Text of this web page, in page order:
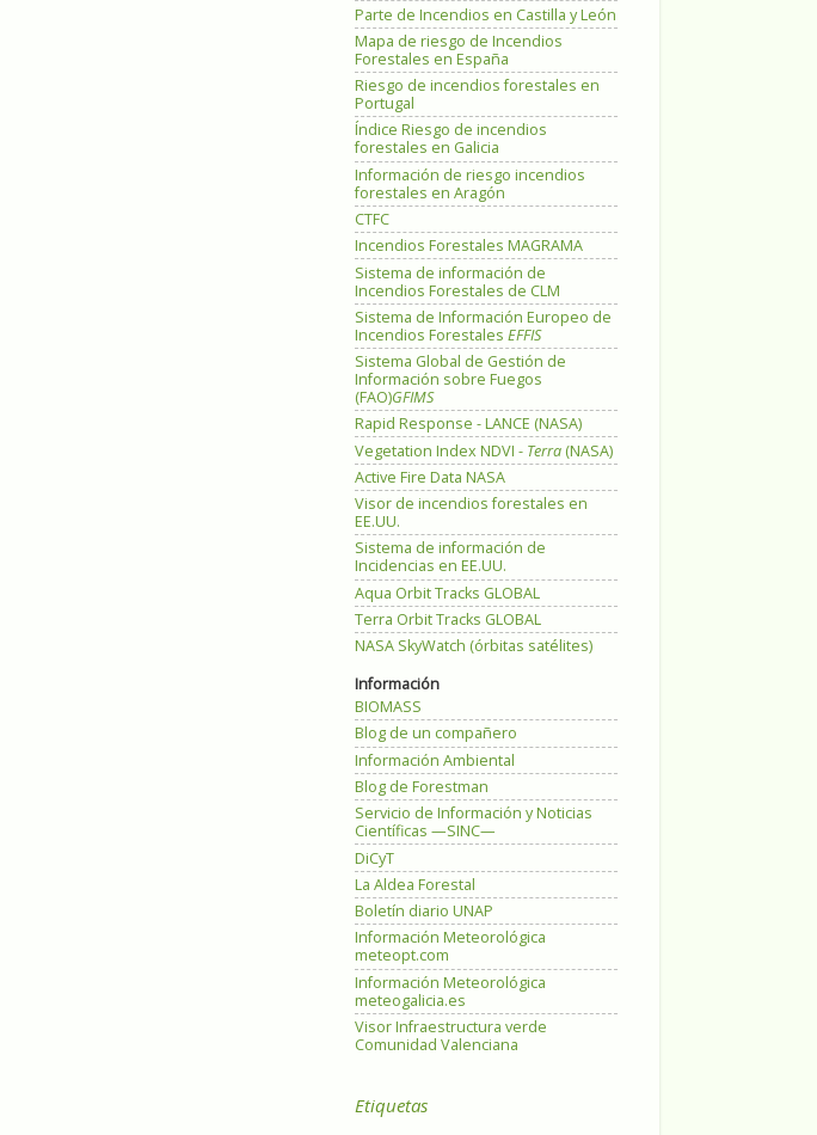
Parte de Incendios en Castilla y León
Mapa de riesgo de Incendios
Forestales en España
Riesgo de incendios forestales en
Portugal
Índice Riesgo de incendios
forestales en Galicia
Información de riesgo incendios
forestales en Aragón
CTFC
Incendios Forestales MAGRAMA
Sistema de información de
Incendios Forestales de CLM
Sistema de Información Europeo de
Incendios Forestales EFFIS
Sistema Global de Gestión de
Información sobre Fuegos
(FAO)GFIMS
Rapid Response - LANCE (NASA)
Vegetation Index NDVI - Terra (NASA)
Active Fire Data NASA
Visor de incendios forestales en
EE.UU.
Sistema de información de
Incidencias en EE.UU.
Aqua Orbit Tracks GLOBAL
Terra Orbit Tracks GLOBAL
NASA SkyWatch (órbitas satélites)
Información
BIOMASS
Blog de un compañero
Información Ambiental
Blog de Forestman
Servicio de Información y Noticias
Científicas —SINC—
DiCyT
La Aldea Forestal
Boletín diario UNAP
Información Meteorológica
meteopt.com
Información Meteorológica
meteogalicia.es
Visor Infraestructura verde
Comunidad Valenciana
Etiquetas